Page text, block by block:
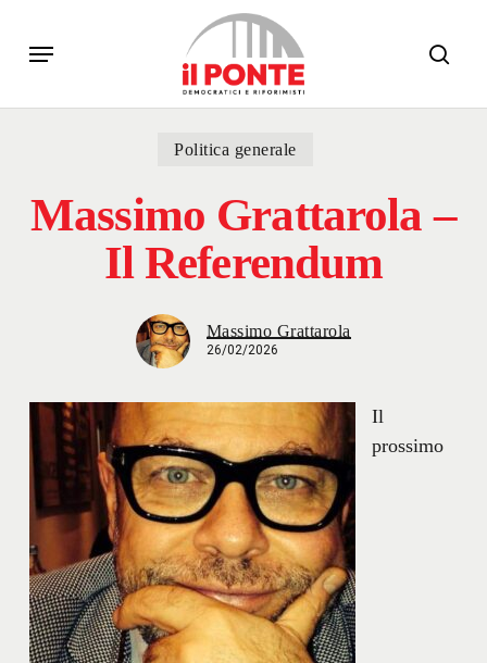
main
Menu
Politica generale
Massimo Grattarola –
Il Referendum
Massimo Grattarola
26/02/2026
Il
prossimo